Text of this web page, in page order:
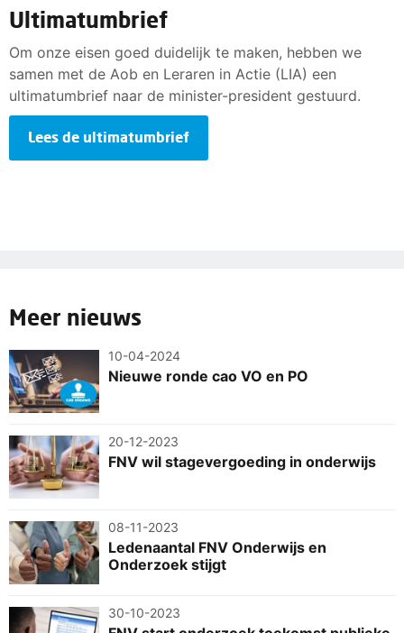
Ultimatumbrief
Om onze eisen goed duidelijk te maken, hebben we
samen met de Aob en Leraren in Actie (LIA) een
ultimatumbrief naar de minister-president gestuurd.
Lees de ultimatumbrief
Meer nieuws
10-04-2024
Nieuwe ronde cao VO en PO
20-12-2023
FNV wil stagevergoeding in onderwijs
08-11-2023
Ledenaantal FNV Onderwijs en
Onderzoek stijgt
30-10-2023